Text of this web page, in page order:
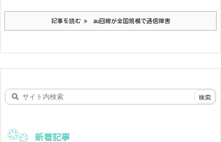
記事を読む au回線が全国規模で通信障害
新着記事